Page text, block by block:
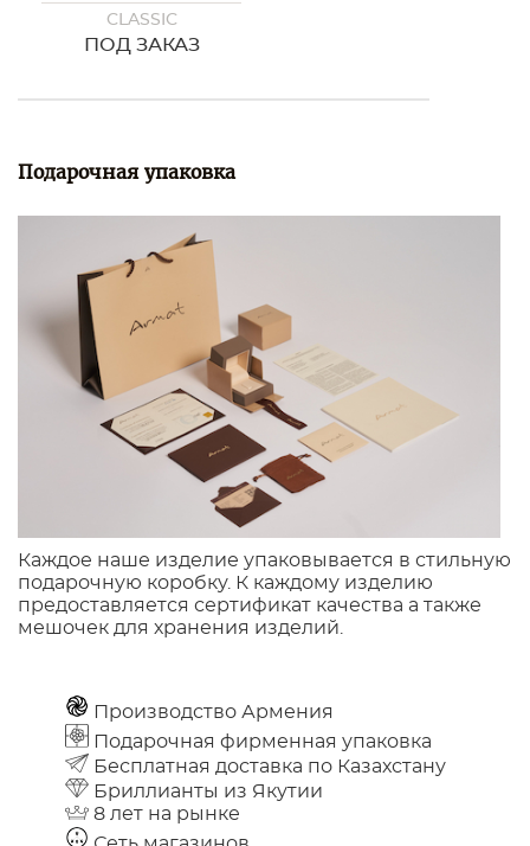
CLASSIC
ПОД ЗАКАЗ
Подарочная упаковка
Каждое наше изделие упаковывается в стильную
подарочную коробку. К каждому изделию
предоставляется сертификат качества а также
мешочек для хранения изделий.
Производство Армения
Подарочная фирменная упаковка
Бесплатная доставка по Казахстану
Бриллианты из Якутии
8 лет на рынке